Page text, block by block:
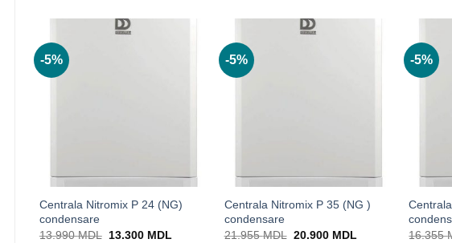
-5%
Centrala Nitromix P 24 (NG)
condensare
13.990MDL Prețul
13.300 MDL
-5%
Centrala Nitromix P 35 (NG )
condensare
21.955MDL Prețul
20.900 MDL
-5%
16.355